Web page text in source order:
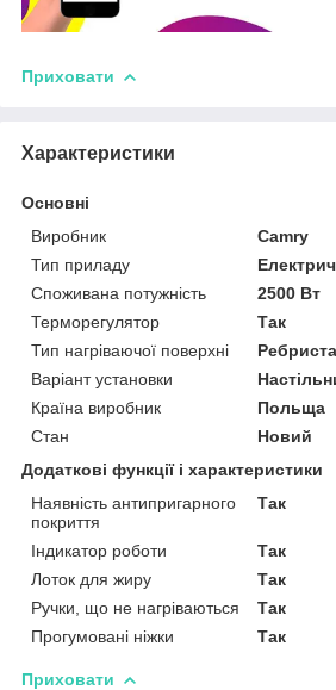
Приховати
Характеристики
Основні
Виробник
Camry
Тип приладу
Споживана потужність
2500 Вт
Терморегулятор
Так
Тип нагріваючої поверхні
Варіант установки
Країна виробник
Польща
Стан
Новий
Додаткові функції і характеристики
Наявність антипригарного
покриття
Так
Індикатор роботи
Так
Лоток для жиру
Так
Ручки, що не нагріваються
Так
Прогумовані ніжки
Так
Приховати